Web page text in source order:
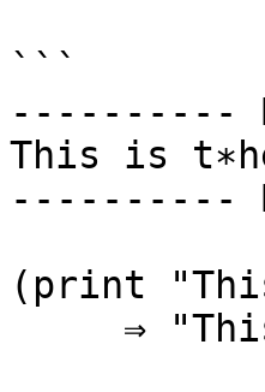
```
----------
This is
----------
(print